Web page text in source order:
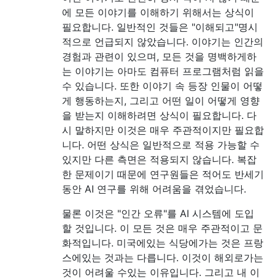
에 모든 이야기를 이해하기 위해서는 상식이
필요합니다. 일반적인 것들은 "이해되고"명시
적으로 언급되지 않았습니다. 이야기는 인간의
경험과 관련이 있으며, 모든 것을 명백하게하
는 이야기는 아마도 컴퓨터 프로그램처럼 읽을
수 있습니다. 또한 이야기 ​​속 등장 인물이 어떻
게 행동하는지, 그리고 어떤 일이 어떻게 영향
을 받는지 이해하려면 상식이 필요합니다. 다
시 말하지만 이것은 매우 주관적이지만 필요합
니다. 어떤 상식은 일반적으로 적용 가능할 수
있지만 다른 측면은 적용되지 않습니다. 복잡
한 문제이기 때문에 연구원들은 적어도 반세기
동안 AI 연구를 위해 어려움을 겪었습니다.
물론 이것은 "인간 오류"를 AI 시스템에 도입
할 것입니다. 이 모든 것은 매우 주관적이고 문
화적입니다. 미국에있는 식당에가는 것은 프랑
스에있는 것과는 다릅니다. 이것이 해외로가는
것이 어려울 수있는 이유입니다. 그리고 내 이